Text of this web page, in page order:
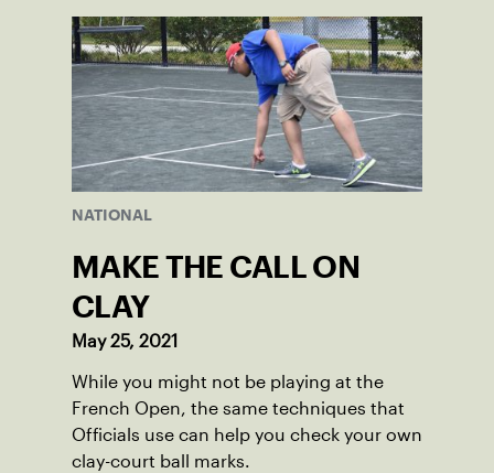
NATIONAL
MAKE THE CALL ON
CLAY
May 25, 2021
While you might not be playing at the
French Open, the same techniques that
Officials use can help you check your own
clay-court ball marks.